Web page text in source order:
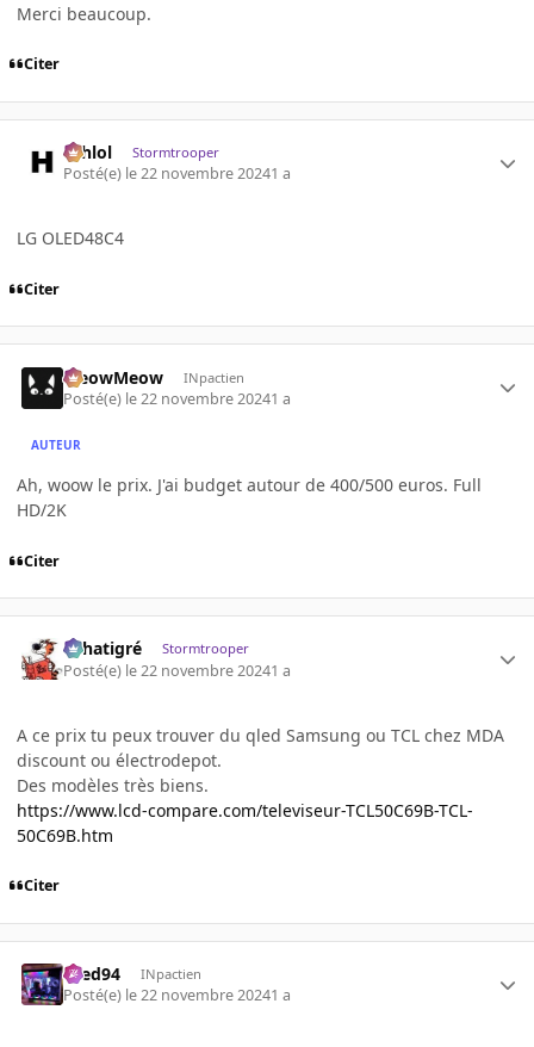
Merci beaucoup.
Citer
ashlol Stormtrooper
Posté(e) le 22 novembre 20241 a
LG OLED48C4
Citer
MeowMeow INpactien
Posté(e) le 22 novembre 20241 a
AUTEUR
Ah, woow le prix. J'ai budget autour de 400/500 euros. Full
HD/2K
Citer
r.chatigré Stormtrooper
Posté(e) le 22 novembre 20241 a
A ce prix tu peux trouver du qled Samsung ou TCL chez MDA
discount ou électrodepot.
Des modèles très biens.
https://www.lcd-compare.com/televiseur-TCL50C69B-TCL-
50C69B.htm
Citer
bred94 INpactien
Posté(e) le 22 novembre 20241 a